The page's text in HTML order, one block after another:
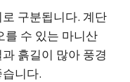
구분됩니다. 계단
를 수 있는 마니산
흙길이 많아 풍경
니다.